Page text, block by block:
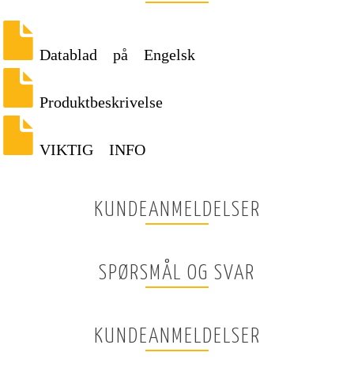
Datablad på Engelsk
Produktbeskrivelse
VIKTIG INFO
KUNDEANMELDELSER
SPØRSMÅL OG SVAR
KUNDEANMELDELSER